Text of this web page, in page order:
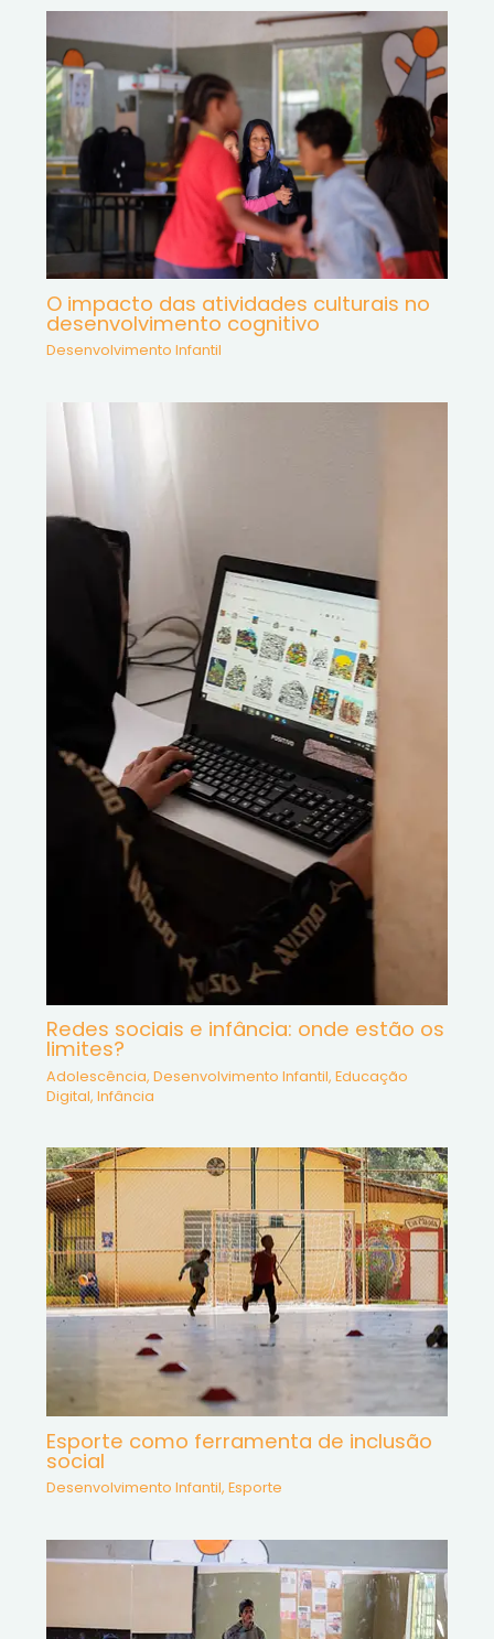
O impacto das atividades culturais no
desenvolvimento cognitivo
Desenvolvimento Infantil
Redes sociais e infância: onde estão os
limites?
Adolescência, Desenvolvimento Infantil, Educação
Digital, Infância
Esporte como ferramenta de inclusão
social
Desenvolvimento Infantil, Esporte